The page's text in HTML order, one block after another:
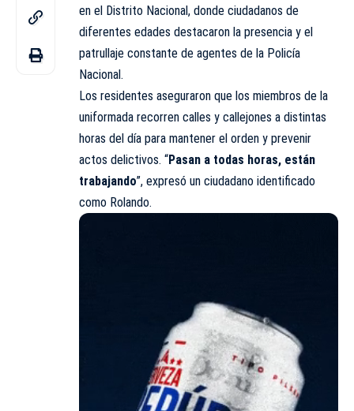
en el Distrito Nacional, donde ciudadanos de
diferentes edades destacaron la presencia y el
patrullaje constante de agentes de la Policía
Nacional.
Los residentes aseguraron que los miembros de la
uniformada recorren calles y callejones a distintas
horas del día para mantener el orden y prevenir
actos delictivos. “Pasan a todas horas, están
trabajando”, expresó un ciudadano identificado
como Rolando.